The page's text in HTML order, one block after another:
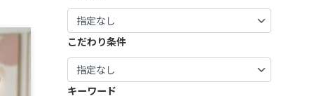
こだわり条件
キーワード